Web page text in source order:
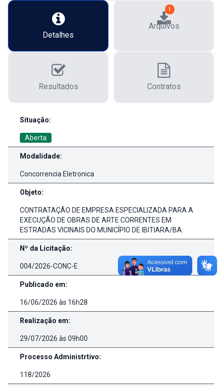
Detalhes
1
Arquivos
Resultados Contratos
Detalhes da Licitação
Situação:
Aberta
Modalidade:
Concorrencia Eletronica
Objeto:
CONTRATAÇÃO DE EMPRESA ESPECIALIZADA PARA A
EXECUÇÃO DE OBRAS DE ARTE CORRENTES EM
ESTRADAS VICINAIS DO MUNICÍPIO DE IBITIARA/BA.
Nº da Licitação:
004/2026-CONC-E
Publicado em:
16/06/2026 às 16h28
Realização em:
29/07/2026 às 09h00
Processo Administrtivo:
118/2026